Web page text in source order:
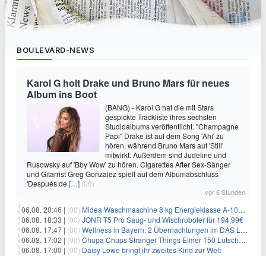
BOULEVARD-NEWS
Karol G holt Drake und Bruno Mars für neues
Album ins Boot
(BANG) - Karol G hat die mit Stars
gespickte Trackliste ihres sechsten
Studioalbums veröffentlicht. "Champagne
Papi" Drake ist auf dem Song 'Ahí' zu
hören, während Bruno Mars auf 'Still'
mitwirkt. Außerdem sind Judeline und
Rusowsky auf 'Bby Wow' zu hören. Cigarettes After Sex-Sänger
und Gitarrist Greg Gonzalez spielt auf dem Albumabschluss
'Después de […] (00)
vor 6 Stunden
06.08. 20:46 | (00) Midea Waschmaschine 8 kg Energieklasse A-10% 1400 U/Min für 289,97€
06.08. 18:33 | (00) JONR T5 Pro Saug- und Wischroboter für 194,99€
06.08. 17:47 | (00) Wellness in Bayern: 2 Übernachtungen im DAS LUDWIG Sports Resort inkl. HP + Wellness ab 174€ p.P.
06.08. 17:02 | (00) Chupa Chups Stranger Things Eimer 150 Lutscher für 21,95€
06.08. 17:00 | (00) Daisy Lowe bringt ihr zweites Kind zur Welt